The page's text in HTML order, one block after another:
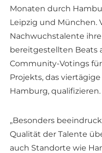
Monaten durch
Leipzig und München.
Nachwuchstalente
bereitgestellten Beats
Community-Votings
Projekts, das
Hamburg, qualifizieren.
„Besonders
Qualität der Talente
auch Standorte wie